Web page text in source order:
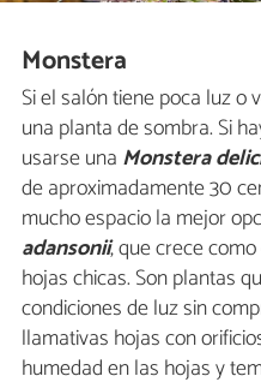
Monstera
Si el salón tiene poca luz o
una planta de sombra. Si
usarse una Monstera
de aproximadamente 30
mucho espacio la mejor
adansonii, que crece
hojas chicas. Son plantas
condiciones de luz sin
llamativas hojas con
humedad en las hojas y